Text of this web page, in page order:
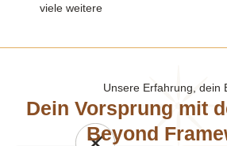
viele weitere
Unsere Erfahrung, dein
Dein Vorsprung mit
Beyond